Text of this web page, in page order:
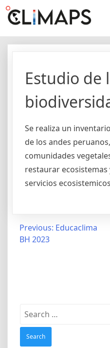
Skip
Climaps.org
Mapas de acción climática en
Estudio de
Se realiza un
de los andes
comunidades
restaurar
servicios ecosistemicos
Post
navigation
Previous: Educaclima
BH 2023
Search
for: